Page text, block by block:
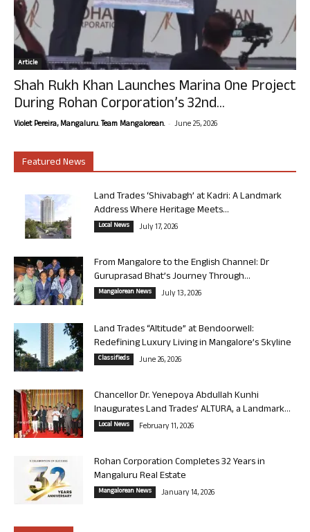
Article
Shah Rukh Khan Launches Marina One Project
During Rohan Corporation’s 32nd...
Violet Pereira, Mangaluru. Team Mangalorean. - June 25, 2026
Featured News
Land Trades ‘Shivabagh’ at Kadri: A Landmark
Address Where Heritage Meets...
Local News July 17, 2026
From Mangalore to the English Channel: Dr
Guruprasad Bhat’s Journey Through...
Mangalorean News July 13, 2026
Land Trades “Altitude” at Bendoorwell:
Redefining Luxury Living in Mangalore’s Skyline
Classifieds June 26, 2026
Chancellor Dr. Yenepoya Abdullah Kunhi
Inaugurates Land Trades’ ALTURA, a Landmark...
Local News February 11, 2026
Rohan Corporation Completes 32 Years in
Mangaluru Real Estate
Mangalorean News January 14, 2026